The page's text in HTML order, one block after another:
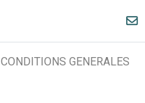
CONDITIONS GENERALES